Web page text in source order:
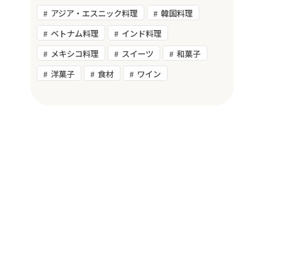
アジア・エスニック料理
韓国料理
ベトナム料理
インド料理
メキシコ料理
スイーツ
和菓子
洋菓子
食材 ワイン